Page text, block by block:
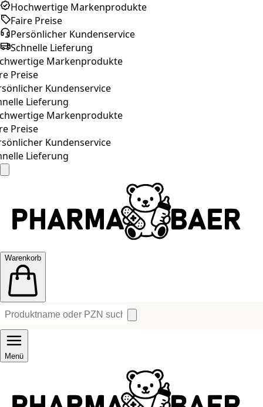
Hochwertige Markenprodukte
Faire Preise
Persönlicher Kundenservice
Schnelle Lieferung
Markenprodukte
Preise
Kundenservice
Lieferung
Markenprodukte
Preise
Kundenservice
Lieferung
Warenkorb
Menü